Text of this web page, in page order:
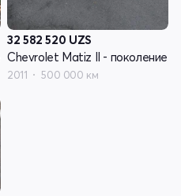
32 582 520 UZS
Chevrolet Matiz II - поколение
2011 500 000 км